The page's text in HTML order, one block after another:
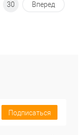
30 Вперед
Подписаться